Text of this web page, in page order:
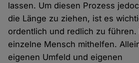
lassen. Um diesen Prozess
die Länge zu ziehen, ist es
ordentlich und redlich zu führen.
einzelne Mensch mithelfen.
eigenen Umfeld und eigenen